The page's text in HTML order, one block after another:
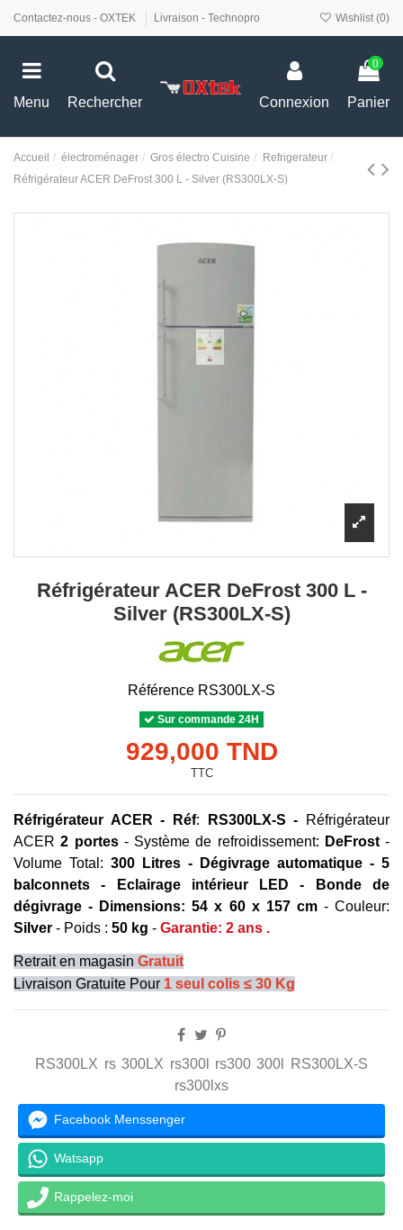
Contactez-nous - OXTEK Livraison - Technopro Wishlist (0)
Menu Rechercher Connexion
0
Panier
Accueil électroménager Gros électro Cuisine
Refrigerateur
Réfrigérateur ACER DeFrost 300 L - Silver (RS300LX-S)
Réfrigérateur ACER DeFrost 300 L -
Silver (RS300LX-S)
Référence RS300LX-S
Sur commande 24H
929,000 TND
TTC
Réfrigérateur ACER - Réf: RS300LX-S - Réfrigérateur
ACER 2 portes - Système de refroidissement: DeFrost -
Volume Total: 300 Litres - Dégivrage automatique - 5
balconnets - Eclairage intérieur LED - Bonde de
dégivrage - Dimensions: 54 x 60 x 157 cm- Couleur:
Silver - Poids : 50 kg - Garantie: 2 ans .
Retrait en magasin Gratuit
Livraison Gratuite Pour 1 seul colis ≤ 30 Kg
RS300LX rs 300LX rs300l rs300 300l
RS300LX-S
rs300lxs
Facebook Menssenger
Watsapp
Rappelez-moi